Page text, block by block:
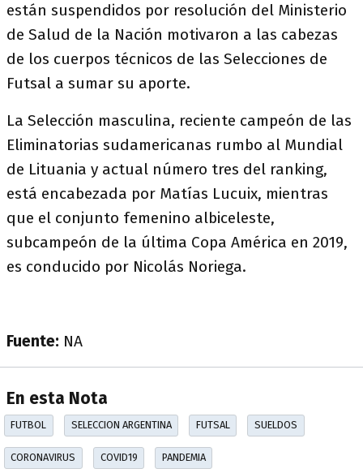
están suspendidos por resolución del Ministerio
de Salud de la Nación motivaron a las cabezas
de los cuerpos técnicos de las Selecciones de
Futsal a sumar su aporte.
La Selección masculina, reciente campeón de las
Eliminatorias sudamericanas rumbo al Mundial
de Lituania y actual número tres del ranking,
está encabezada por Matías Lucuix, mientras
que el conjunto femenino albiceleste,
subcampeón de la última Copa América en 2019,
es conducido por Nicolás Noriega.
Fuente: NA
En esta Nota
FUTBOL SELECCION ARGENTINA FUTSAL SUELDOS
CORONAVIRUS COVID19 PANDEMIA